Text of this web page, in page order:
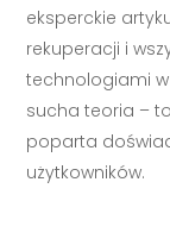
eksperckie
rekuperacji i
technologiami
sucha teoria –
poparta
użytkowników.